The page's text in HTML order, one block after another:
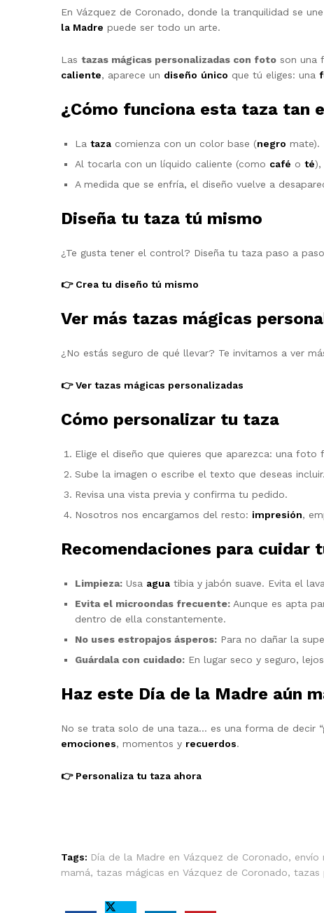
En Vázquez de Coronado, donde la tranquilidad se
la Madre puede ser todo un arte.
Las tazas mágicas personalizadas con foto son una
caliente, aparece un diseño único que tú eliges: una
¿Cómo funciona esta taza tan
La taza comienza con un color base (negro mate).
Al tocarla con un líquido caliente (como café o té),
A medida que se enfría, el diseño vuelve a
Diseña tu taza tú mismo
¿Te gusta tener el control? Diseña tu taza paso a
👉 Crea tu diseño tú mismo
Ver más tazas mágicas
¿No estás seguro de qué llevar? Te invitamos a ver
👉 Ver tazas mágicas personalizadas
Cómo personalizar tu taza
Elige el diseño que quieres que aparezca: una
Sube la imagen o escribe el texto que deseas incluir.
Revisa una vista previa y confirma tu pedido.
Nosotros nos encargamos del resto: impresión,
Recomendaciones para cuidar
Limpieza: Usa agua tibia y jabón suave. Evita el
Evita el microondas frecuente: Aunque es apta
dentro de ella constantemente.
No uses estropajos ásperos: Para no dañar la
Guárdala con cuidado: En lugar seco y seguro,
Haz este Día de la Madre aún
No se trata solo de una taza… es una forma de decir
emociones, momentos y recuerdos.
👉 Personaliza tu taza ahora
Tags: Día de la Madre en Vázquez de Coronado, envío
mamá, tazas mágicas en Vázquez de Coronado, tazas